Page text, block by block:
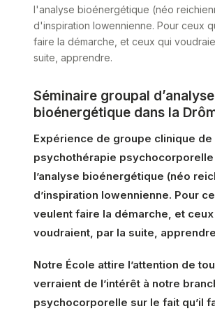
l'analyse bioénergétique (néo
d'inspiration lowennienne. Pour ceux
faire la démarche, et ceux qui
suite, apprendre.
Séminaire groupal d’analyse
bioénergétique dans la
Expérience de groupe clinique de
psychothérapie
l’analyse bioénergétique (néo
d’inspiration lowennienne. Pour
veulent faire la démarche, et ceux
voudraient, par la suite,
Notre École attire l’attention de
verraient de l’intérêt à notre
psychocorporelle sur le fait qu’il